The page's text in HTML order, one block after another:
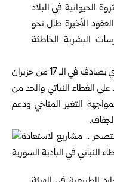
الحيوانية في البلاد
الأخيرة طال نحو
البشرية الخاطئة
ويعود اليوم العالمي للتصحر والجفاف الذي يصادف في الـ 17 من حزيران
الغطاء النباتي والحد من
التغير المناخي ودعم